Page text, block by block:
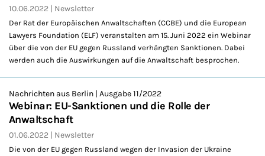
10.06.2022 Newsletter
Der Rat der Europäischen Anwaltschaften (CCBE) und die European
Lawyers Foundation (ELF) veranstalten am 15. Juni 2022 ein Webinar
über die von der EU gegen Russland verhängten Sanktionen. Dabei
werden auch die Auswirkungen auf die Anwaltschaft besprochen.
Nachrichten aus Berlin | Ausgabe 11/2022
Webinar: EU-Sanktionen und die Rolle der
Anwaltschaft
01.06.2022 Newsletter
Die von der EU gegen Russland wegen der Invasion der Ukraine